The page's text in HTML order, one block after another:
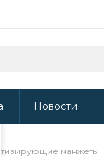
Новости
манжеты